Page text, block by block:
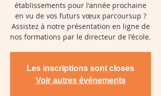
établissements pour l'année prochaine
en vu de vos futurs vœux parcoursup ?
Assistez à notre présentation en ligne de
nos formations par le directeur de l'école.
Les inscriptions sont closes
Voir autres événements